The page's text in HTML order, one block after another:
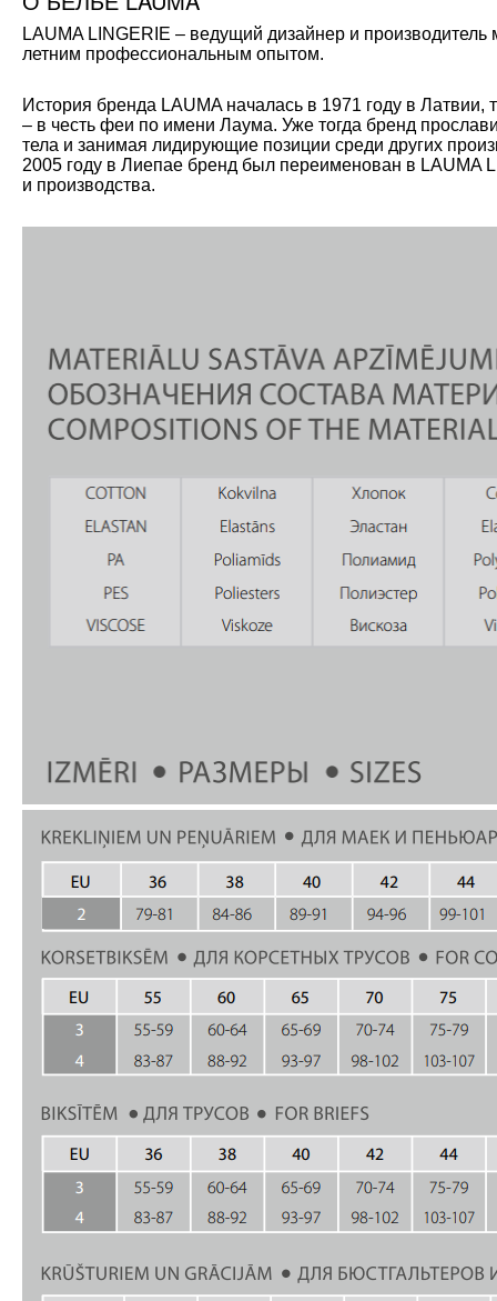
LAUMA LINGERIE – ведущий дизайнер и
летним профессиональным опытом.
История бренда LAUMA началась в 1971 году в
– в честь феи по имени Лаума. Уже тогда бренд
тела и занимая лидирующие позиции среди других
2005 году в Лиепае бренд был переименован в LAUMA
и производства.